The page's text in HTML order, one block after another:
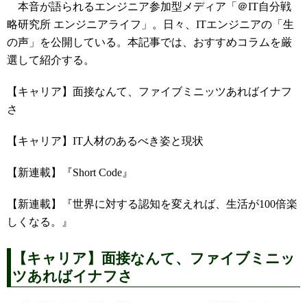
本音が語られるエンジニア参加型メディア「＠IT自分戦
略研究所 エンジニアライフ」。日々、ITエンジニアの「生
の声」を公開している。本記事では、おすすめコラムを厳
選して紹介する。
【キャリア】面接なんて、ファイブミニッツあればイナフ
さ
【キャリア】IT人材のあるべき姿と現状
【新連載】『Short Code』
【新連載】『世界に対する認知を変えれば、生活が100倍楽
しくなる。』
【キャリア】面接なんて、ファイブミニッ
ツあればイナフさ